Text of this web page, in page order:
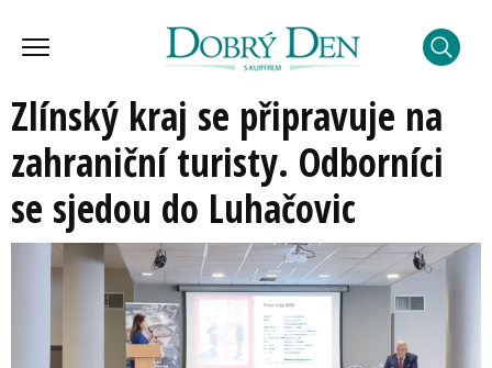
Zlínský kraj se připravuje na
zahraniční turisty. Odborníci
se sjedou do Luhačovic